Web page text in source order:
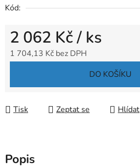
Kód:
2 062 Kč/ ks
1 704,13 Kč bez DPH
DO KOŠÍKU
Tisk Zeptat se Hlídat
Popis